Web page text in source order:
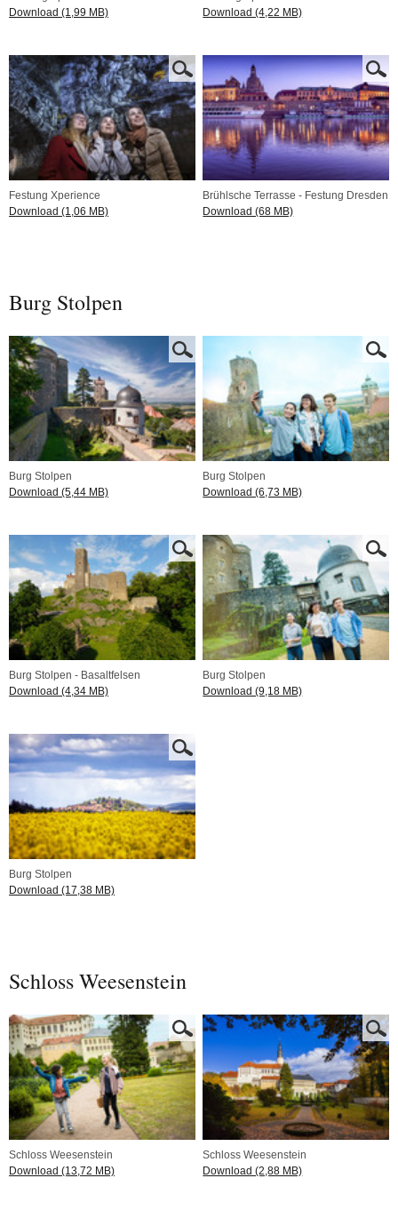
Download (1,99 MB)
Download (4,22 MB)
Festung Xperience
Download (1,06 MB)
Brühlsche Terrasse - Festung Dresden
Download (68 MB)
Burg Stolpen
Burg Stolpen
Download (5,44 MB)
Burg Stolpen
Download (6,73 MB)
Burg Stolpen - Basaltfelsen
Download (4,34 MB)
Burg Stolpen
Download (9,18 MB)
Burg Stolpen
Download (17,38 MB)
Schloss Weesenstein
Schloss Weesenstein
Download (13,72 MB)
Schloss Weesenstein
Download (2,88 MB)